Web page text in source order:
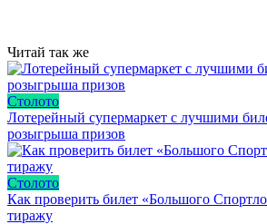
Читай так же
Столото
Лотерейный супермаркет с лучшими
розыгрыша призов
Столото
Как проверить билет «Большого
тиражу